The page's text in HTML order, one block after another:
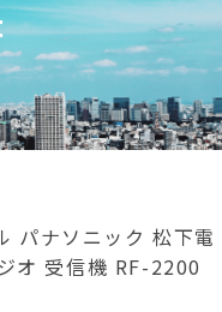
ナソニック 松下電
オ 受信機 RF-2200